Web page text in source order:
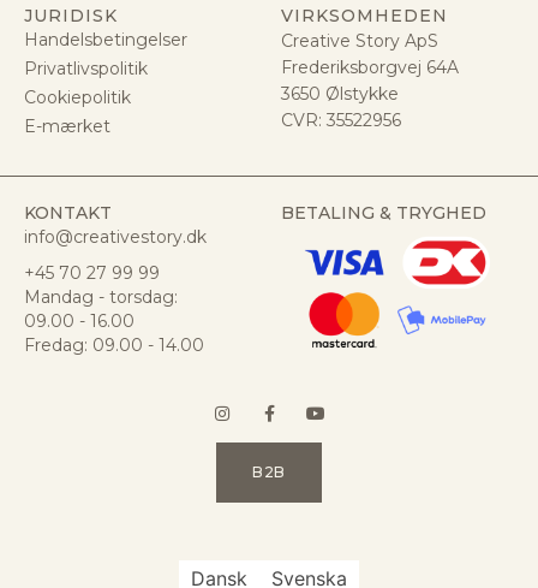
JURIDISK
Handelsbetingelser
Privatlivspolitik
Cookiepolitik
E-mærket
VIRKSOMHEDEN
Creative Story ApS
Frederiksborgvej 64A
3650 Ølstykke
CVR: 35522956
KONTAKT
info@creativestory.dk
+45 70 27 99 99
Mandag - torsdag:
09.00 - 16.00
Fredag: 09.00 - 14.00
BETALING & TRYGHED
B2B
Dansk Svenska